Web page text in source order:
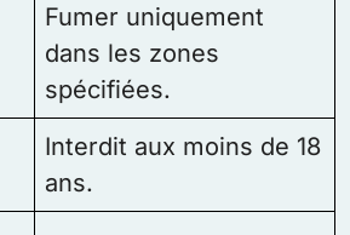
Fumer uniquement
dans les zones
spécifiées.
Interdit aux moins de 18
ans.